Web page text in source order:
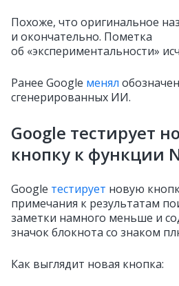
Похоже, что оригинальное
и окончательно. Пометка
об «экспериментальности»
Ранее Google менял
сгенерированных ИИ.
Google тестирует
кнопку к функции
Google тестирует новую
примечания к результатам
заметки намного меньше и
значок блокнота со знаком
Как выглядит новая кнопка: